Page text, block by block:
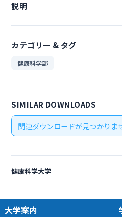
説明
カテゴリー & タグ
健康科学部
SIMILAR DOWNLOADS
関連ダウンロードが見つかりま
健康科学大学
大学案内